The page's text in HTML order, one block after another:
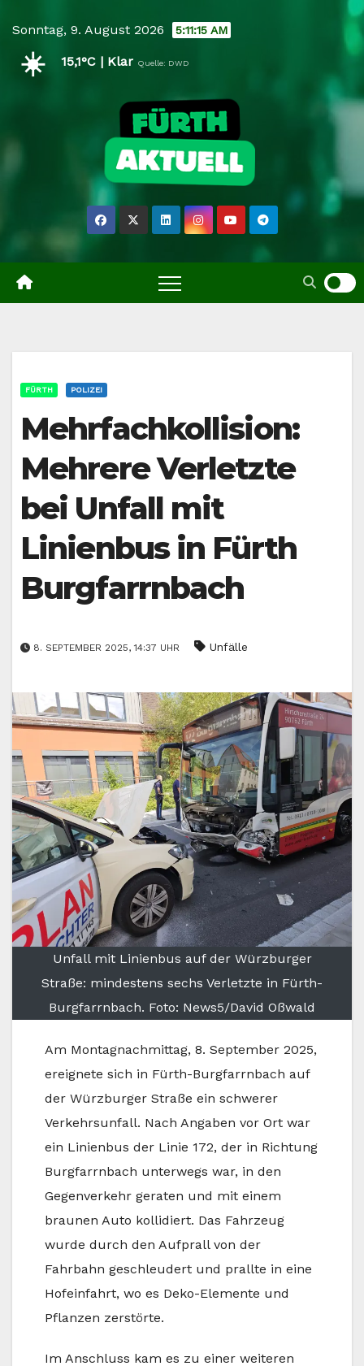
content
Sonntag, 9. August 2026 5:11:15 AM
☀️ 15,1°C | Klar Quelle: DWD
FÜRTH POLIZEI
Mehrfachkollision:
Mehrere Verletzte
bei Unfall mit
Linienbus in Fürth
Burgfarrnbach
8. SEPTEMBER 2025, 14:37 UHR Unfälle
Unfall mit Linienbus auf der Würzburger
Straße: mindestens sechs Verletzte in Fürth-
Burgfarrnbach. Foto: News5/David Oßwald
Am Montagnachmittag, 8. September 2025,
ereignete sich in Fürth-Burgfarrnbach auf
der Würzburger Straße ein schwerer
Verkehrsunfall. Nach Angaben vor Ort war
ein Linienbus der Linie 172, der in Richtung
Burgfarrnbach unterwegs war, in den
Gegenverkehr geraten und mit einem
braunen Auto kollidiert. Das Fahrzeug
wurde durch den Aufprall von der
Fahrbahn geschleudert und prallte in eine
Hofeinfahrt, wo es Deko-Elemente und
Pflanzen zerstörte.
Im Anschluss kam es zu einer weiteren